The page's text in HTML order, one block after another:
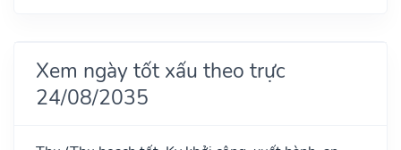
Xem ngày tốt xấu theo trực
24/08/2035